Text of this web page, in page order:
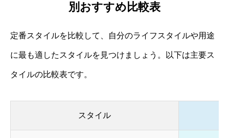
別おすすめ比較表
定番スタイルを比較して、自分のライフスタイルや用途
に最も適したスタイルを見つけましょう。以下は主要ス
タイルの比較表です。
スタイル